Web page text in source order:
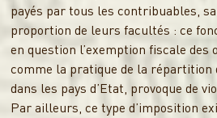
payés par tous les contribuables,
proportion de leurs facultés : ce
en question l’exemption fiscale
comme la pratique de la répartition
dans les pays d’Etat, provoque de
Par ailleurs, ce type d’imposition